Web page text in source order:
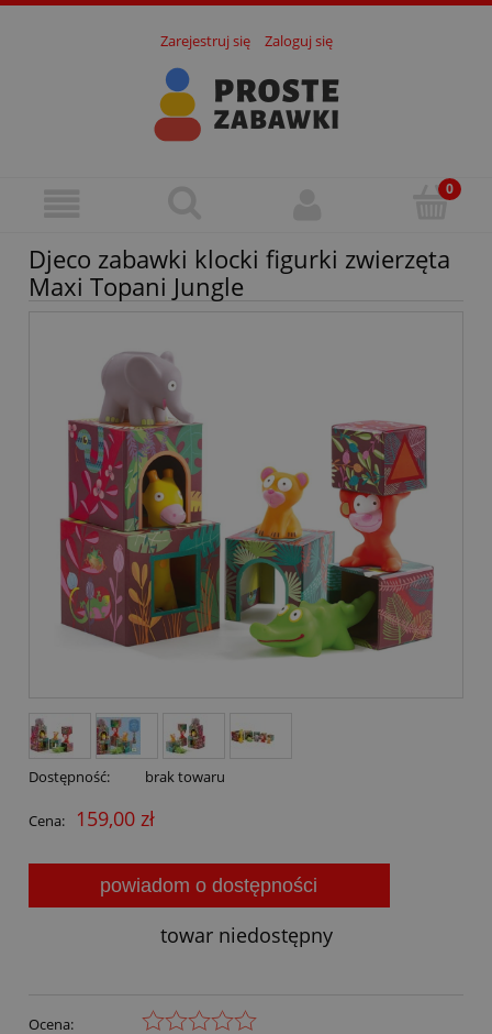
Zarejestruj się Zaloguj się
Djeco zabawki klocki figurki zwierzęta
Maxi Topani Jungle
Dostępność: brak towaru
Cena: 159,00 zł
powiadom o dostępności
towar niedostępny
Ocena: